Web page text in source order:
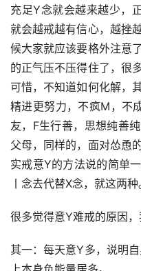
充足Y念就会越来越少，
就会越戒越有信心，越挫
候大家就应该要格外注意
的正气压不压得住了，很
可惜，不知道如何化解，
精进更努力，不疯M，不
友，F生行善，思想纯善
父母，同样的，面对怂恿
实戒意Y的方法说的简单
丨念去代替X念，就这两种
很多觉得意Y难戒的原因，
其一：每天意Y多，说明